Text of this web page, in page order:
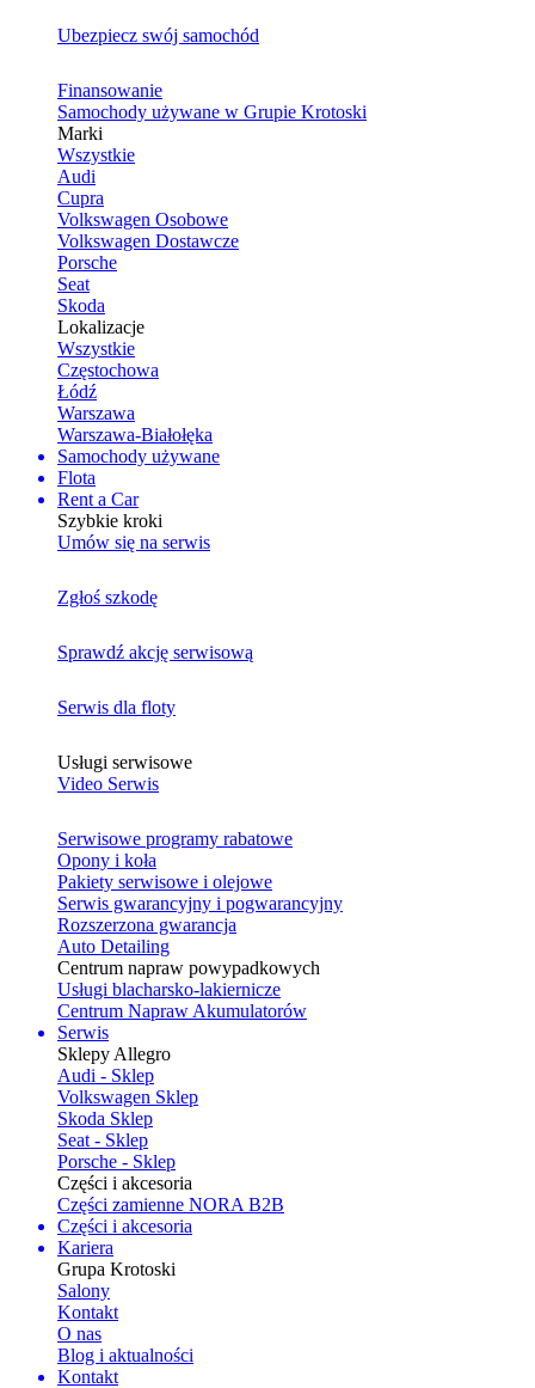
Ubezpiecz swój samochód
Finansowanie
Samochody używane w Grupie Krotoski
Marki
Wszystkie
Audi
Cupra
Volkswagen Osobowe
Volkswagen Dostawcze
Porsche
Seat
Skoda
Lokalizacje
Wszystkie
Częstochowa
Łódź
Warszawa
Warszawa-Białołęka
Samochody używane
Flota
Rent a Car
Szybkie kroki
Umów się na serwis
Zgłoś szkodę
Sprawdź akcję serwisową
Serwis dla floty
Usługi serwisowe
Video Serwis
Serwisowe programy rabatowe
Opony i koła
Pakiety serwisowe i olejowe
Serwis gwarancyjny i pogwarancyjny
Rozszerzona gwarancja
Auto Detailing
Centrum napraw powypadkowych
Usługi blacharsko-lakiernicze
Centrum Napraw Akumulatorów
Serwis
Sklepy Allegro
Audi - Sklep
Volkswagen Sklep
Skoda Sklep
Seat - Sklep
Porsche - Sklep
Części i akcesoria
Części zamienne NORA B2B
Części i akcesoria
Kariera
Grupa Krotoski
Salony
Kontakt
O nas
Blog i aktualności
Kontakt